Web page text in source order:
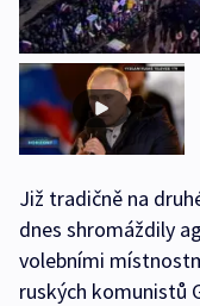
Již tradičně na
dnes shromáždily
volebními
ruských komunistů